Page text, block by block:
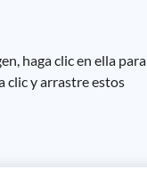
haga clic en ella para
clic y arrastre estos